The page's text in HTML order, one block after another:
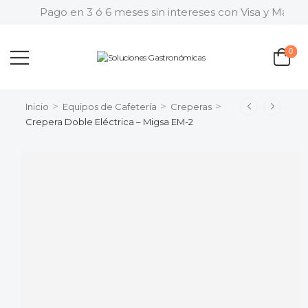
Pago en 3 ó 6 meses sin intereses con Visa y
0
Inicio > Equipos de Cafetería > Creperas >
Crepera Doble Eléctrica – Migsa EM-2